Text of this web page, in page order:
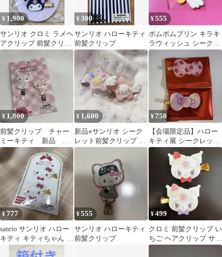
¥ 1,900
サンリオ クロミ ラメヘ
アクリップ 前髪クリッ
プ 2個セット
¥300
サンリオ ハローキティ
前髪クリップ
¥555
ポムポムプリン キラキ
ラウィッシュ シークレ
ット前髪クリップB
¥ 1,800
前髪クリップ チャー
ミーキティ 新品 サ
ンリオ
¥ 1,600
新品⭐︎サンリオ シーク
レット前髪クリップ ウ
サハナ•こぎみゅん
¥ 750
【会場限定品】ハロー
キティ展 シークレット
前髪クリップ
¥777
sanrio サンリオ ハロー
キティ キティちゃん 前
髪クリップ ケーキ
¥555
サンリオ ハローキティ
前髪クリップ
¥499
クロミ 前髪クリップ い
ちご ヘアクリップ サン
リオ ヘアピン 髪留め